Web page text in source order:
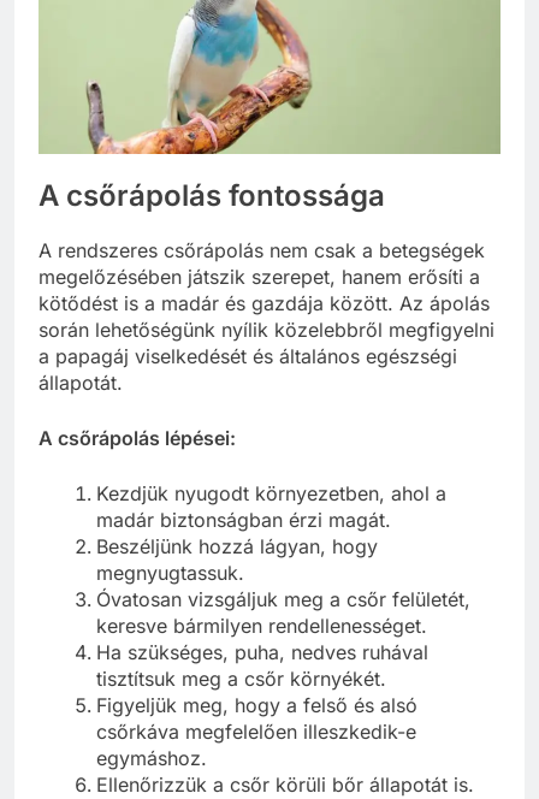
A csőrápolás fontossága
A rendszeres csőrápolás nem csak a betegségek
megelőzésében játszik szerepet, hanem erősíti a
kötődést is a madár és gazdája között. Az ápolás
során lehetőségünk nyílik közelebbről megfigyelni
a papagáj viselkedését és általános egészségi
állapotát.
A csőrápolás lépései:
Kezdjük nyugodt környezetben, ahol a
madár biztonságban érzi magát.
Beszéljünk hozzá lágyan, hogy
megnyugtassuk.
Óvatosan vizsgáljuk meg a csőr felületét,
keresve bármilyen rendellenességet.
Ha szükséges, puha, nedves ruhával
tisztítsuk meg a csőr környékét.
Figyeljük meg, hogy a felső és alsó
csőrkáva megfelelően illeszkedik-e
egymáshoz.
Ellenőrizzük a csőr körüli bőr állapotát is.